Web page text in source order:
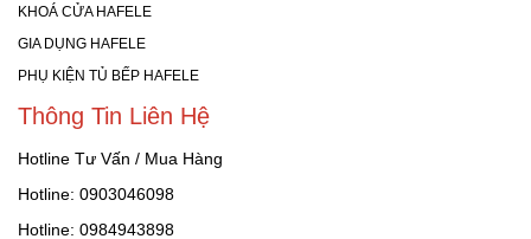
KHOÁ CỬA HAFELE
GIA DỤNG HAFELE
PHỤ KIỆN TỦ BẾP HAFELE
Thông Tin Liên Hệ
Hotline Tư Vấn / Mua Hàng
Hotline: 0903046098
Hotline: 0984943898